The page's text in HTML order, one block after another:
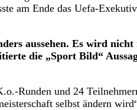
am Ende das Uefa-
aussehen. Es wird nicht
die „Sport Bild“
Runden und 24
selbst ändern